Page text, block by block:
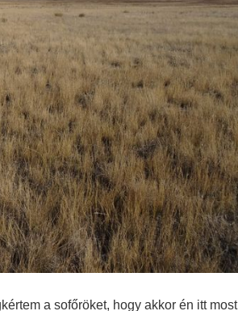
a sofőröket, hogy akkor én itt most